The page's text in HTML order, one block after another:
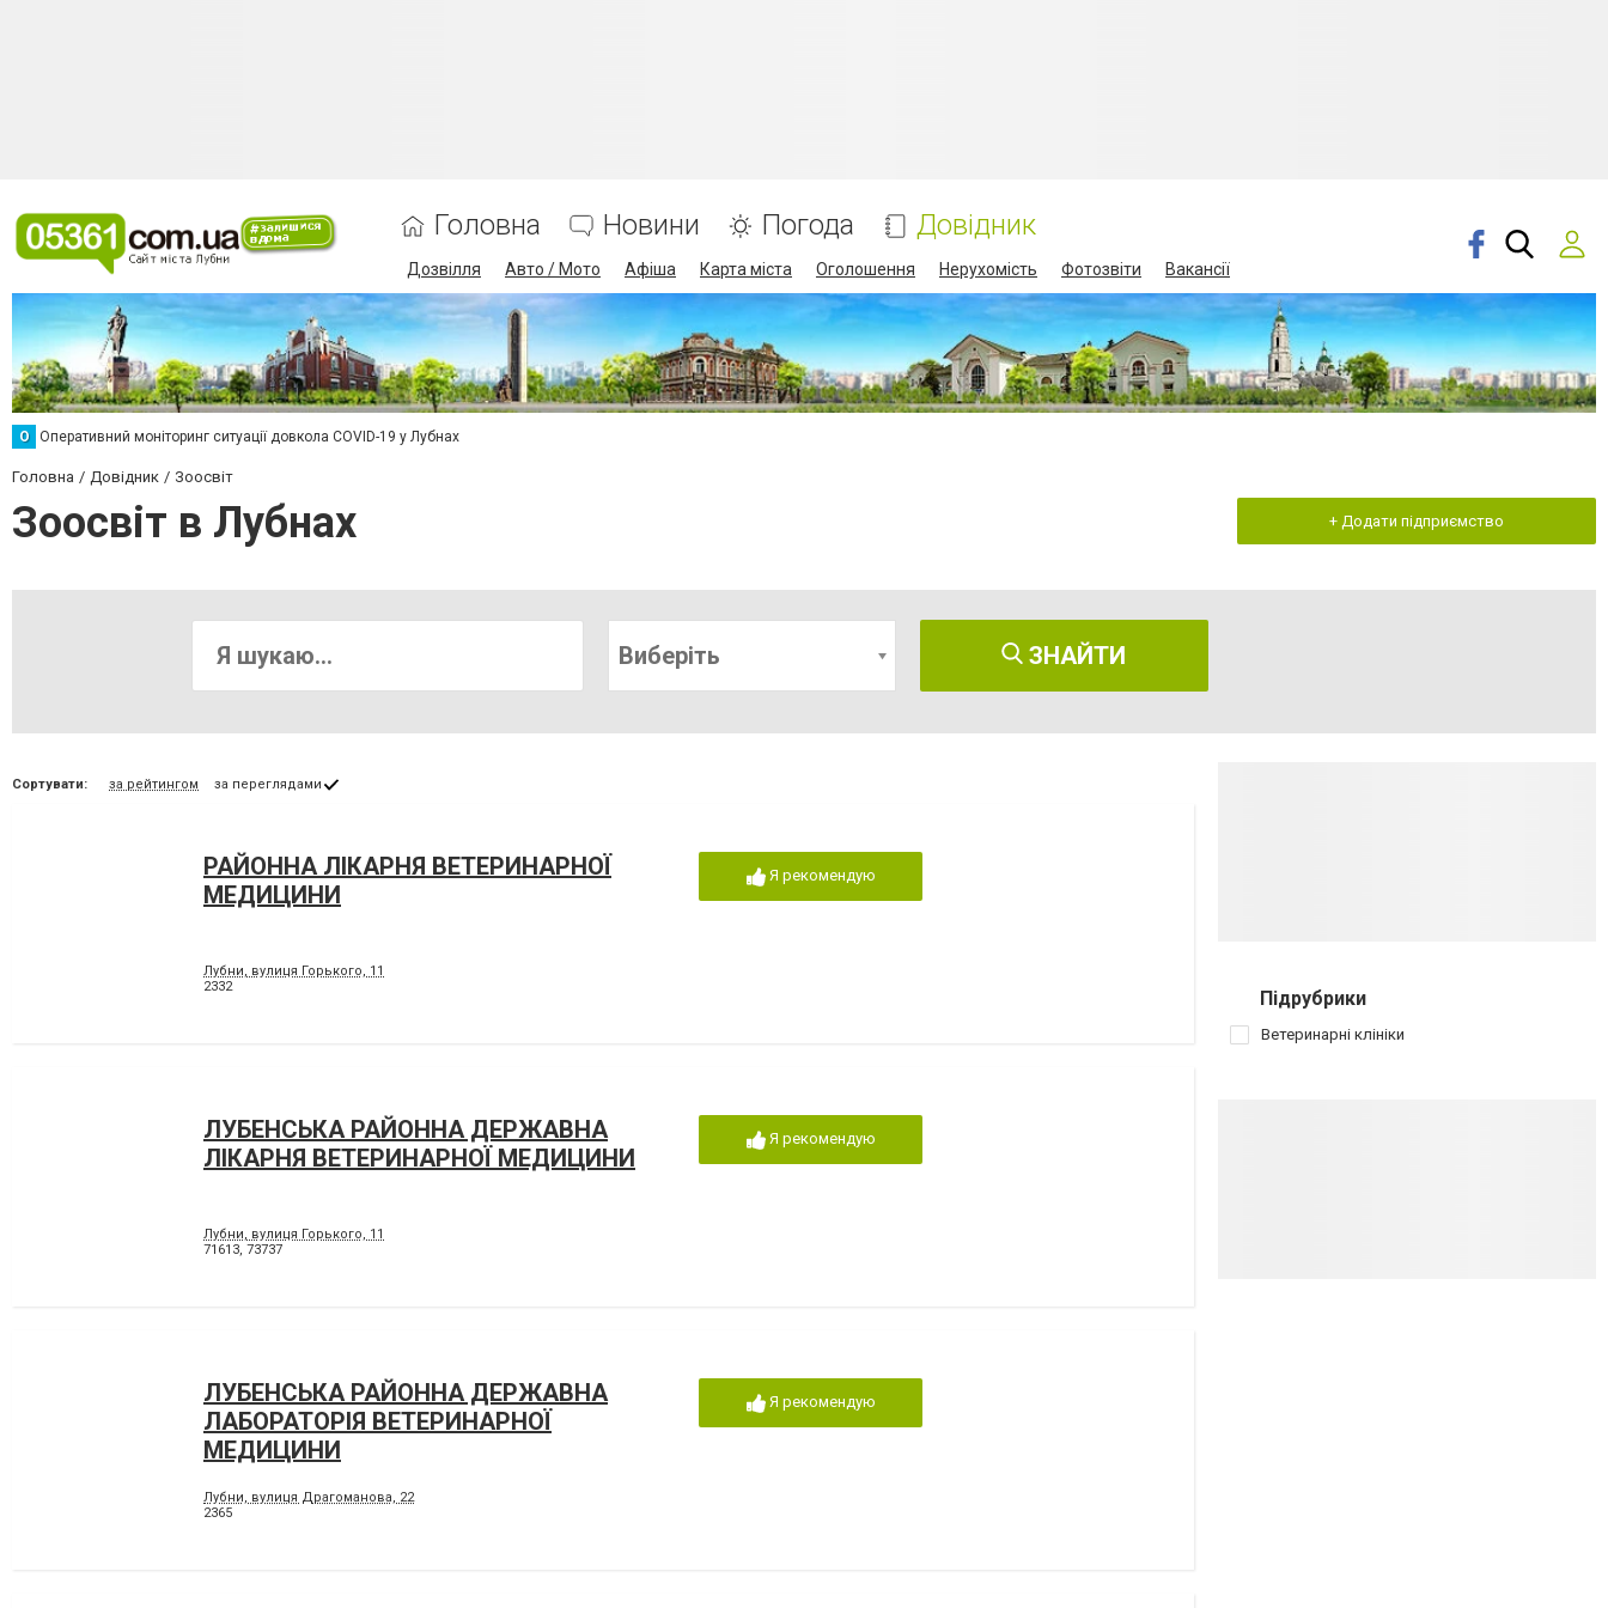
Головна Новини Погода Довідник
Дозвілля Авто / Мото Афіша Карта міста Оголошення Нерухомість Фотозвіти Вакансії
О Оперативний моніторинг ситуації довкола COVID-19 у Лубнах
Головна Довідник Зоосвіт
Зоосвіт в Лубнах + Додати підприємство
Виберіть ЗНАЙТИ
Сортувати: за рейтингом за переглядами
РАЙОННА ЛІКАРНЯ ВЕТЕРИНАРНОЇ
МЕДИЦИНИ
Лубни, вулиця Горького, 11
2332
Я рекомендую
ЛУБЕНСЬКА РАЙОННА ДЕРЖАВНА
ЛІКАРНЯ ВЕТЕРИНАРНОЇ МЕДИЦИНИ
Лубни, вулиця Горького, 11
71613, 73737
Я рекомендую
ЛУБЕНСЬКА РАЙОННА ДЕРЖАВНА
ЛАБОРАТОРІЯ ВЕТЕРИНАРНОЇ
МЕДИЦИНИ
Лубни, вулиця Драгоманова, 22
2365
Я рекомендую
Підрубрики
Ветеринарні клініки